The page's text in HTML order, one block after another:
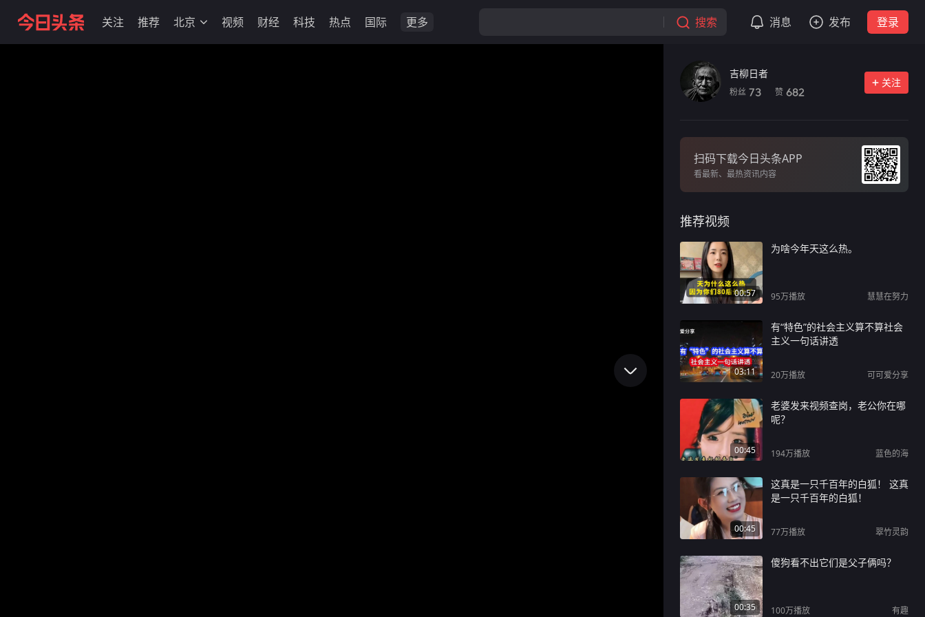
关注 推荐 北京 视频 财经 科技 热点 国际 更多 搜索 消息 发布 登录
吉柳日者
粉丝 73 赞 682
关注
扫码下载今日头条APP
看最新、最热资讯内容
推荐视频
00:57
为啥今年天这么热。
95万播放 慧慧在努力
03:11
有“特色”的社会主义算不算社会
主义一句话讲透
20万播放 可可爱分享
00:45
老婆发来视频查岗，老公你在哪
呢？
194万播放 蓝色的海
00:45
这真是一只千百年的白狐！ 这真
是一只千百年的白狐！
77万播放 翠竹灵韵
00:35
傻狗看不出它们是父子俩吗？
100万播放 有趣